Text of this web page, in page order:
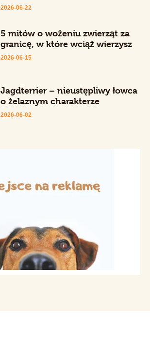
2026-06-22
5 mitów o wożeniu zwierząt za
granicę, w które wciąż wierzysz
2026-06-15
Jagdterrier – nieustępliwy łowca
o żelaznym charakterze
2026-06-02